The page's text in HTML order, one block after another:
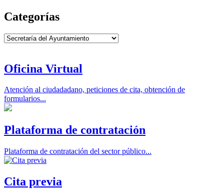
Categorías
Categorías
Oficina Virtual
Atención al ciudadadano, peticiones de cita, obtención de
formularios...
Plataforma de contratación
Plataforma de contratación del sector público...
Cita previa